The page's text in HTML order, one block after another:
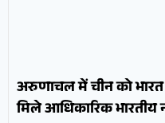
अरुणाचल में चीन को भारत
मिले आधिकारिक भारतीय